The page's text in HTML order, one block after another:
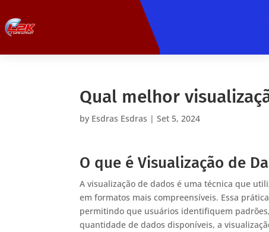
Qual melhor
by Esdras Esdras |Set 5, 2024
O que é Visualização de
A visualização de dados é uma técnica que
em formatos mais compreensíveis. Essa
permitindo que usuários identifiquem
quantidade de dados disponíveis, a